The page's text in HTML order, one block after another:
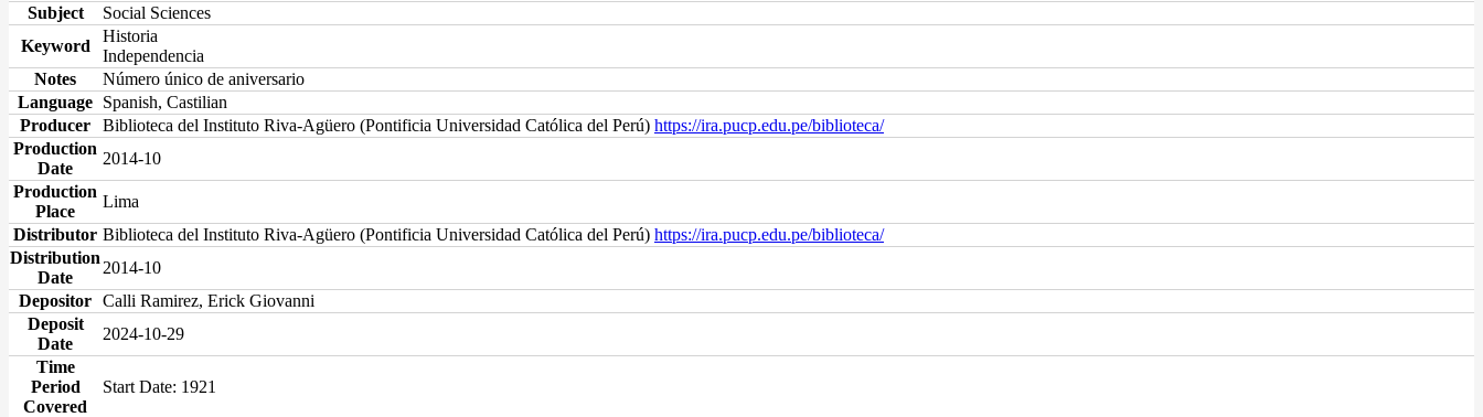
Subject
Social Sciences
Keyword
Historia
Independencia
Notes
Número único de aniversario
Language Spanish, Castilian
Producer
Biblioteca del Instituto Riva-Agüero (Pontificia Universidad Católica del Perú) https://ira.pucp.edu.pe/biblioteca/
Production
Date
2014-10
Production
Place
Lima
Distributor Biblioteca del Instituto Riva-Agüero (Pontificia Universidad Católica del Perú) https://ira.pucp.edu.pe/biblioteca/
Distribution
Date
2014-10
Depositor Calli Ramirez, Erick Giovanni
Deposit
Date
2024-10-29
Time
Period
Covered
Start Date: 1921